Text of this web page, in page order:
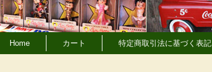
Home カート 特定商取引法に基づく表記